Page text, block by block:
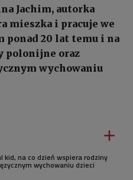
Jachim, autorka
mieszka i pracuje we
ponad 20 lat temu i na
polonijne oraz
wychowaniu

kid, na co dzień wspiera rodziny
wychowaniu dzieci